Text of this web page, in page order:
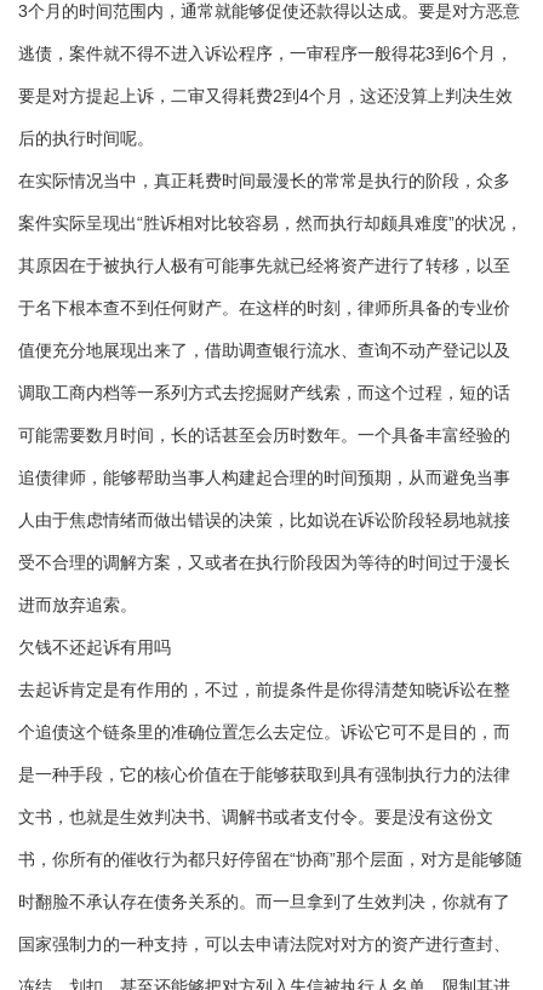
3个月的时间范围内，通常就能够促使还款得以达成。要是对方恶意
逃债，案件就不得不进入诉讼程序，一审程序一般得花3到6个月，
要是对方提起上诉，二审又得耗费2到4个月，这还没算上判决生效
后的执行时间呢。
在实际情况当中，真正耗费时间最漫长的常常是执行的阶段，众多
案件实际呈现出“胜诉相对比较容易，然而执行却颇具难度”的状况，
其原因在于被执行人极有可能事先就已经将资产进行了转移，以至
于名下根本查不到任何财产。在这样的时刻，律师所具备的专业价
值便充分地展现出来了，借助调查银行流水、查询不动产登记以及
调取工商内档等一系列方式去挖掘财产线索，而这个过程，短的话
可能需要数月时间，长的话甚至会历时数年。一个具备丰富经验的
追债律师，能够帮助当事人构建起合理的时间预期，从而避免当事
人由于焦虑情绪而做出错误的决策，比如说在诉讼阶段轻易地就接
受不合理的调解方案，又或者在执行阶段因为等待的时间过于漫长
进而放弃追索。
欠钱不还起诉有用吗
去起诉肯定是有作用的，不过，前提条件是你得清楚知晓诉讼在整
个追债这个链条里的准确位置怎么去定位。诉讼它可不是目的，而
是一种手段，它的核心价值在于能够获取到具有强制执行力的法律
文书，也就是生效判决书、调解书或者支付令。要是没有这份文
书，你所有的催收行为都只好停留在“协商”那个层面，对方是能够随
时翻脸不承认存在债务关系的。而一旦拿到了生效判决，你就有了
国家强制力的一种支持，可以去申请法院对对方的资产进行查封、